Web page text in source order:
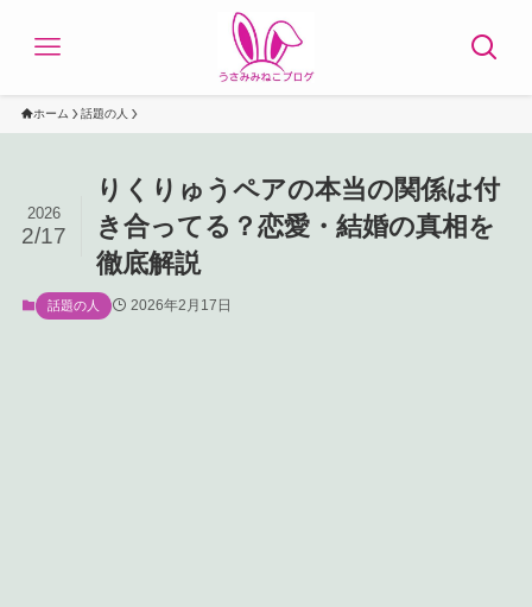
ホーム 話題の人
りくりゅうペアの本当の関係は付
き合ってる？恋愛・結婚の真相を
徹底解説
2026
2/17
話題の人 2026年2月17日